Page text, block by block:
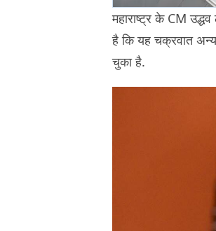
महाराष्ट्र के CM
है कि यह चक्रवात
चुका है.